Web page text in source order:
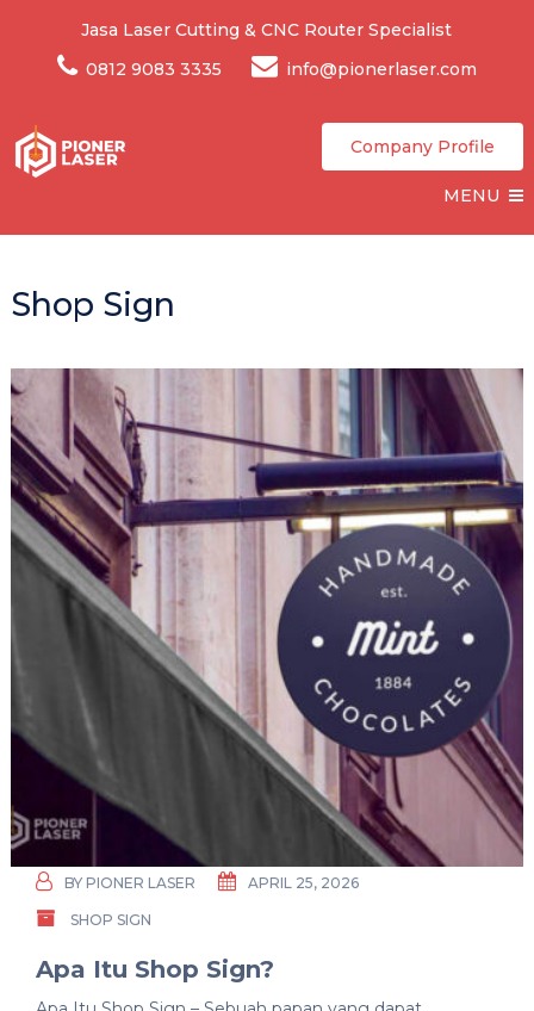
Jasa Laser Cutting & CNC Router Specialist
0812 9083 3335
info@pionerlaser.com
Company Profile
MENU
Shop Sign
BY PIONER LASER APRIL 25, 2026
SHOP SIGN
Apa Itu Shop Sign?